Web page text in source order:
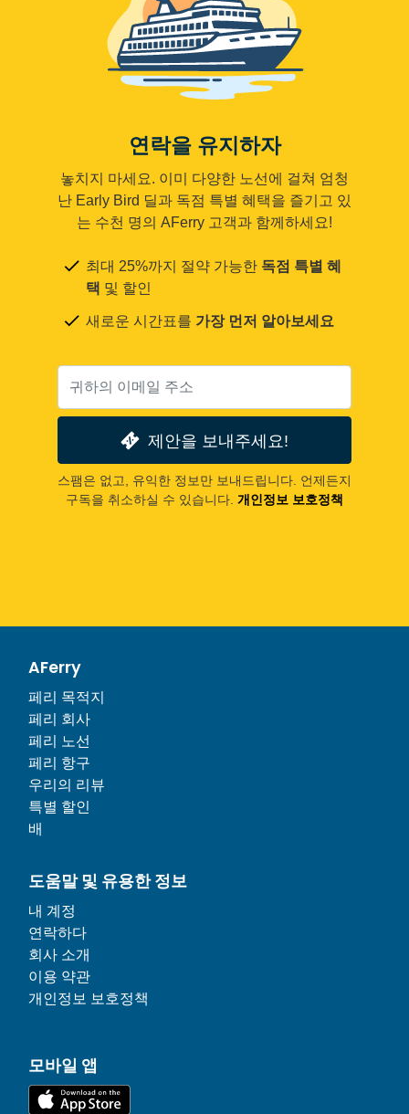
연락을 유지하자
놓치지 마세요. 이미 다양한 노선에 걸쳐 엄청
난 Early Bird 딜과 독점 특별 혜택을 즐기고 있
는 수천 명의 AFerry 고객과 함께하세요!
최대 25%까지 절약 가능한 독점 특별 혜
택 및 할인
새로운 시간표를 가장 먼저 알아보세요
제안을 보내주세요!
스팸은 없고, 유익한 정보만 보내드립니다. 언제든지
구독을 취소하실 수 있습니다. 개인정보 보호정책
AFerry
페리 목적지
페리 회사
페리 노선
페리 항구
우리의 리뷰
특별 할인
배
도움말 및 유용한 정보
내 계정
연락하다
회사 소개
이용 약관
개인정보 보호정책
모바일 앱